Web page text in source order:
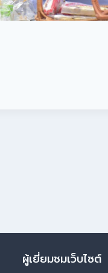
ผู้เยี่ยมชมเว็บไซต์